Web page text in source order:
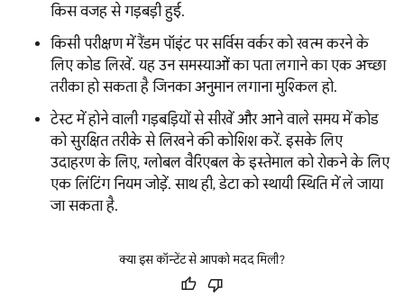
किस वजह से गड़बड़ी हुई.
किसी परीक्षण में रैंडम पॉइंट पर सर्विस वर्कर को खत्म करने के
लिए कोड लिखें. यह उन समस्याओं का पता लगाने का एक अच्छा
तरीका हो सकता है जिनका अनुमान लगाना मुश्किल हो.
टेस्ट में होने वाली गड़बड़ियों से सीखें और आने वाले समय में कोड
को सुरक्षित तरीके से लिखने की कोशिश करें. इसके लिए
उदाहरण के लिए, ग्लोबल वैरिएबल के इस्तेमाल को रोकने के लिए
एक लिंटिंग नियम जोड़ें. साथ ही, डेटा को स्थायी स्थिति में ले जाया
जा सकता है.
क्या इस कॉन्टेंट से आपको मदद मिली?